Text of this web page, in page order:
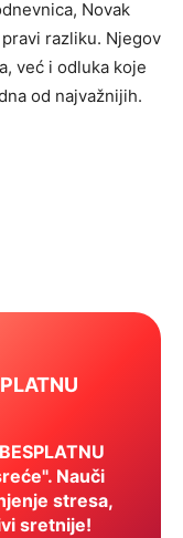
Novak
razliku. Njegov
već i odluka koje
od najvažnijih.
Nauči
stresa,
sretnije!